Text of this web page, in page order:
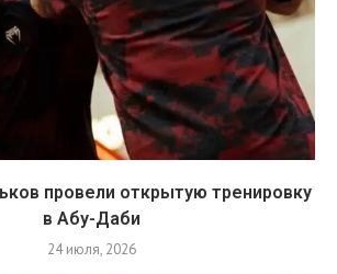
провели открытую тренировку
в Абу-Даби
24 июля, 2026